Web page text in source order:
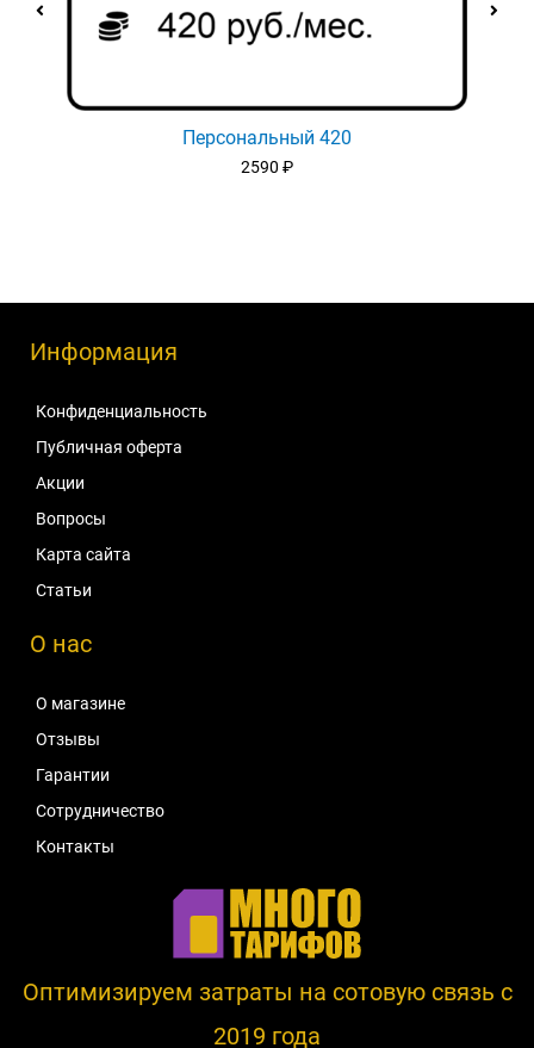
Персональный 420
2590 ₽
Информация
Конфиденциальность
Публичная оферта
Акции
Вопросы
Карта сайта
Статьи
О нас
О магазине
Отзывы
Гарантии
Сотрудничество
Контакты
Оптимизируем затраты на сотовую связь c
2019 года